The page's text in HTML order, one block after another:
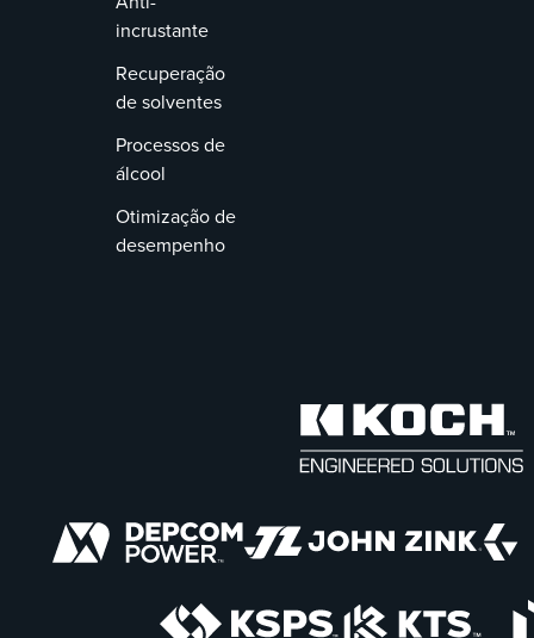
incrustante
Recuperação
de solventes
Processos de
álcool
Otimização de
desempenho